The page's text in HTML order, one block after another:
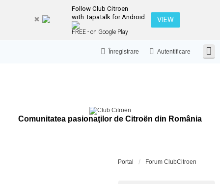
Follow Club Citroen
with Tapatalk for Android
FREE - on Google Play
VIEW
Autentificare
Înregistrare
Comunitatea pasionaţilor de Citroën din România
Portal Forum ClubCitroen